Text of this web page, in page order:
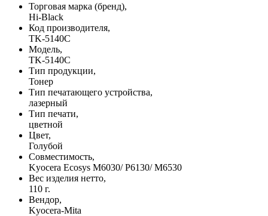
Торговая марка (бренд),
Hi-Black
Код производителя,
TK-5140C
Модель,
TK-5140C
Тип продукции,
Тонер
Тип печатающего устройства,
лазерный
Тип печати,
цветной
Цвет,
Голубой
Совместимость,
Kyocera ​Ecosys M6030/ P6130/ M6530
Вес изделия нетто,
110 г.
Вендор,
Kyocera-Mita